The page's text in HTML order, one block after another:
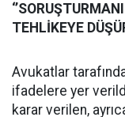
TEHLİKEYE
Avukatlar
ifadelere yer
karar verilen,